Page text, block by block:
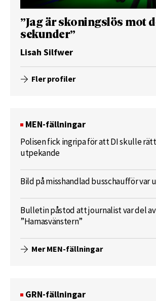
”Jag är skoningslös mot
sekunder”
Lisah Silfwer
Fler profiler
MEN-fällningar
Polisen fick ingripa för att DI skulle
utpekande
Bild på misshandlad busschaufför var
Bulletin påstod att journalist var del av
”Hamasvänstern”
Mer MEN-fällningar
GRN-fällningar